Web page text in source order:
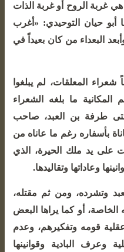
غربة الروح أو غربة الذات
أبو حيان التوحيدي: «أغرب
البعداء من كان بعيداً في
المعلقات، لم يبلغوا
ما بلغه الشعراء
طرفة بن العبد، صاحب
بأسفاره رغم ما عاناه من
على يد ملك الحيرة، الذي
وعاداتها وتقاليدها.
وتشرده، ومن ثم مقتله،
الخاصة، أو كما يراها البعض
قومه وتفكيرهم، وعدم
وعرف البادية وقوانينها